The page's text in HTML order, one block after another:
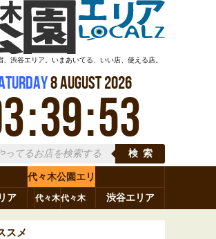
、渋谷エリア。いまあいてる、いい店、使える店。
8August2026
:39:53
検索
ア
代々木公園エリ
ア
渋谷エリア
参宮橋
代々木
八幡
代々木
上原 神山町 渋谷 新宿
スメ